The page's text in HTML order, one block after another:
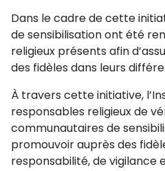
Dans le cadre de cette
de sensibilisation ont été
religieux présents afin
des fidèles dans leurs
À travers cette initiative,
responsables religieux de
communautaires de
promouvoir auprès des
responsabilité, de vigilance